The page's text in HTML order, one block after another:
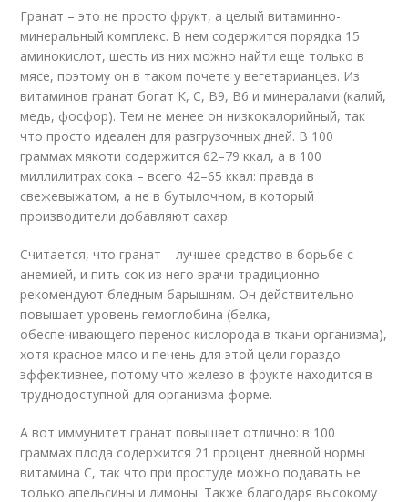
Гранат – это не просто фрукт, а целый витаминно-
минеральный комплекс. В нем содержится порядка 15
аминокислот, шесть из них можно найти еще только в
мясе, поэтому он в таком почете у вегетарианцев. Из
витаминов гранат богат К, С, В9, В6 и минералами (калий,
медь, фосфор). Тем не менее он низкокалорийный, так
что просто идеален для разгрузочных дней. В 100
граммах мякоти содержится 62–79 ккал, а в 100
миллилитрах сока – всего 42–65 ккал: правда в
свежевыжатом, а не в бутылочном, в который
производители добавляют сахар.
Считается, что гранат – лучшее средство в борьбе с
анемией, и пить сок из него врачи традиционно
рекомендуют бледным барышням. Он действительно
повышает уровень гемоглобина (белка,
обеспечивающего перенос кислорода в ткани организма),
хотя красное мясо и печень для этой цели гораздо
эффективнее, потому что железо в фрукте находится в
труднодоступной для организма форме.
А вот иммунитет гранат повышает отлично: в 100
граммах плода содержится 21 процент дневной нормы
витамина С, так что при простуде можно подавать не
только апельсины и лимоны. Также благодаря высокому